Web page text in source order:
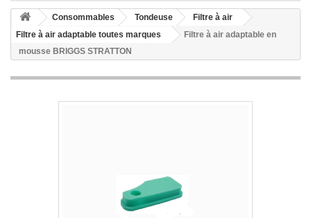
Consommables Tondeuse
Filtre à air
Filtre à air adaptable toutes marques
Filtre à air adaptable en
mousse BRIGGS STRATTON